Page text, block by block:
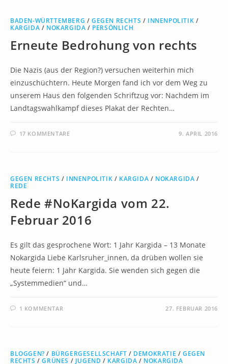
BADEN-WÜRTTEMBERG /GEGEN RECHTS / INNENPOLITIK /
KARGIDA / NOKARGIDA / PERSÖNLICH
Erneute Bedrohung von rechts
Die Nazis (aus der Region?) versuchen weiterhin mich
einzuschüchtern. Heute Morgen fand ich vor dem Weg zu
unserem Haus den folgenden Schriftzug vor: Nachdem im
Landtagswahlkampf dieses Plakat der Rechten…
17 KOMMENTARE 9. APRIL 2016
GEGEN RECHTS / INNENPOLITIK / KARGIDA / NOKARGIDA /
REDE
Rede #NoKargida vom 22.
Februar 2016
Es gilt das gesprochene Wort: 1 Jahr Kargida – 13 Monate
Nokargida Liebe Karlsruher_innen, da drüben wollen sie
heute feiern: 1 Jahr Kargida. Sie wenden sich gegen die
„Systemmedien“ und…
1 KOMMENTAR 27. FEBRUAR 2016
BLOGGEN? / BÜRGERGESELLSCHAFT / DEMOKRATIE /GEGEN
RECHTS /GRÜNES / JUGEND / KARGIDA / NOKARGIDA